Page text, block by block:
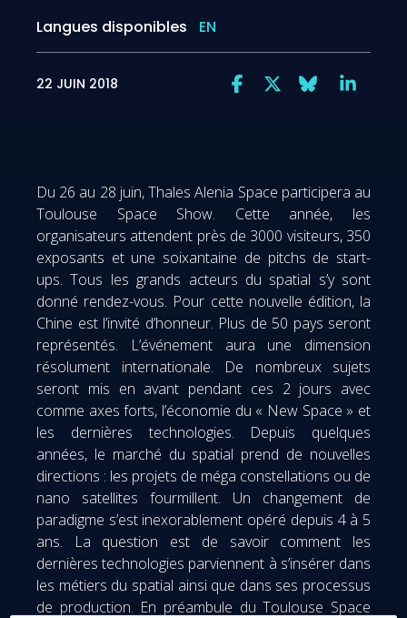
Langues disponibles EN
22 JUIN 2018
Du 26 au 28 juin, Thales Alenia Space participera au
Toulouse Space Show. Cette année, les
organisateurs attendent près de 3000 visiteurs, 350
exposants et une soixantaine de pitchs de start-
ups. Tous les grands acteurs du spatial s’y sont
donné rendez-vous. Pour cette nouvelle édition, la
Chine est l’invité d’honneur. Plus de 50 pays seront
représentés. L’événement aura une dimension
résolument internationale. De nombreux sujets
seront mis en avant pendant ces 2 jours avec
comme axes forts, l’économie du « New Space » et
les dernières technologies. Depuis quelques
années, le marché du spatial prend de nouvelles
directions : les projets de méga constellations ou de
nano satellites fourmillent. Un changement de
paradigme s’est inexorablement opéré depuis 4 à 5
ans. La question est de savoir comment les
dernières technologies parviennent à s’insérer dans
les métiers du spatial ainsi que dans ses processus
de production. En préambule du Toulouse Space